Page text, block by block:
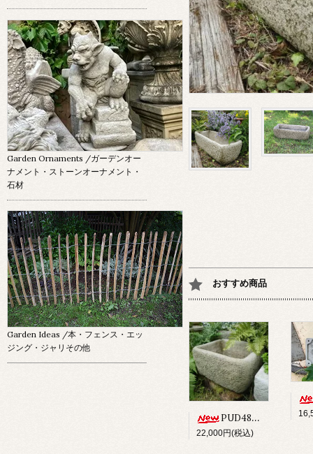
おすすめ商品
PUD48 ALPINE PLANTER
22,000円(税込)
Garden Ornaments /ガーデンオー
ナメント・ストーンオーナメント・
石材
Garden Ideas /本・フェンス・エッ
ジング・ジャリその他